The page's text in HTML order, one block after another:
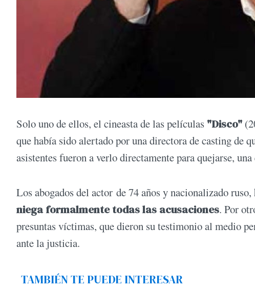
Solo uno de ellos, el cineasta de las películas "Disco"
que había sido alertado por una directora de casting de
asistentes fueron a verlo directamente para quejarse,
Los abogados del actor de 74 años y nacionalizado
niega formalmente todas las acusaciones. Por
presuntas víctimas, que dieron su testimonio al medio
ante la justicia.
TAMBIÉN TE PUEDE INTERESAR